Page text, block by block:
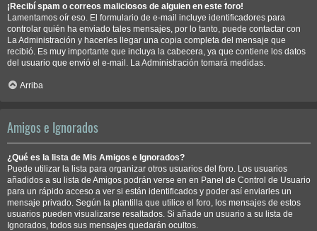
¡Recibí spam o correos maliciosos de alguien en este foro!
Lamentamos oír eso. El formulario de e-mail incluye identificadores para
controlar quién ha enviado tales mensajes, por lo tanto, puede contactar con
La Administración y hacerles llegar una copia completa del mensaje que
recibió. Es muy importante que incluya la cabecera, ya que contiene los datos
del usuario que envió el e-mail. La Administración tomará medidas.
Arriba
Amigos e Ignorados
¿Qué es la lista de Mis Amigos e Ignorados?
Puede utilizar la lista para organizar otros usuarios del foro. Los usuarios
añadidos a su lista de Amigos podrán verse en en Panel de Control de Usuario
para un rápido acceso a ver si están identificados y poder así enviarles un
mensaje privado. Según la plantilla que utilice el foro, los mensajes de estos
usuarios pueden visualizarse resaltados. Si añade un usuario a su lista de
Ignorados, todos sus mensajes quedarán ocultos.